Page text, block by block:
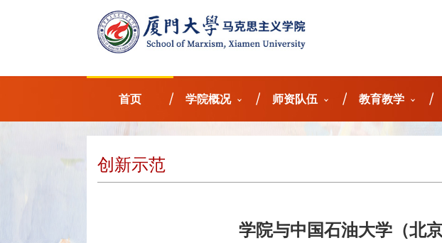
首页 学院概况 师资队伍 教育教学
创新示范
学院与中国石油大学（北